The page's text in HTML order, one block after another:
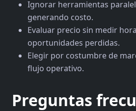
Ignorar herramientas
generando costo.
Evaluar precio sin medir
oportunidades perdidas.
Elegir por costumbre de
flujo operativo.
Preguntas